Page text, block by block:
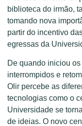
biblioteca do irmão,
tomando nova
partir do incentivo
egressas da
De quando iniciou
interrompidos e
Olir percebe as
tecnologias como o
Universidade se
de ideias. O novo